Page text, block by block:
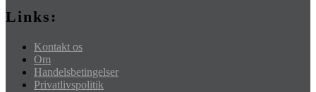
Links:
Kontakt os
Om
Handelsbetingelser
Privatlivspolitik